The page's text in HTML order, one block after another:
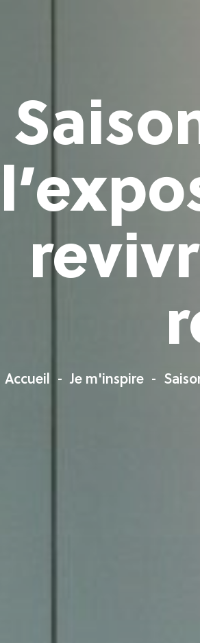
Accueil Je m'inspire